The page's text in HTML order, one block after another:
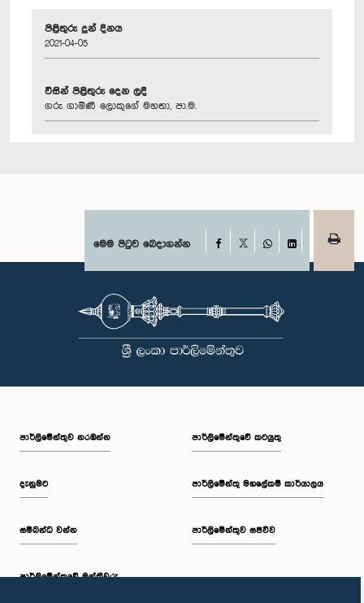
පිළිතුරු දුන් දිනය
2021-04-05
විසින් පිළිතුරු දෙන ලදී
ගරු ගාමිණී ලොකුගේ මහතා, පා.ම.
මෙම පිටුව බෙදාගන්න Facebook
WhatsAppLinkedIn
පාර්ලි‌මේන්තුව නරඹන්න
දැනුමට
සම්බන්ධ වන්න
පාර්ලි‌මේන්තුවේ මන්ත්‍රීවරු
පාර්ලිමේන්තුවේ කටයුතු
පාර්ලිමේන්තු මහලේකම් කාර්යාලය
පාර්ලිමේන්තුව සජීවීව